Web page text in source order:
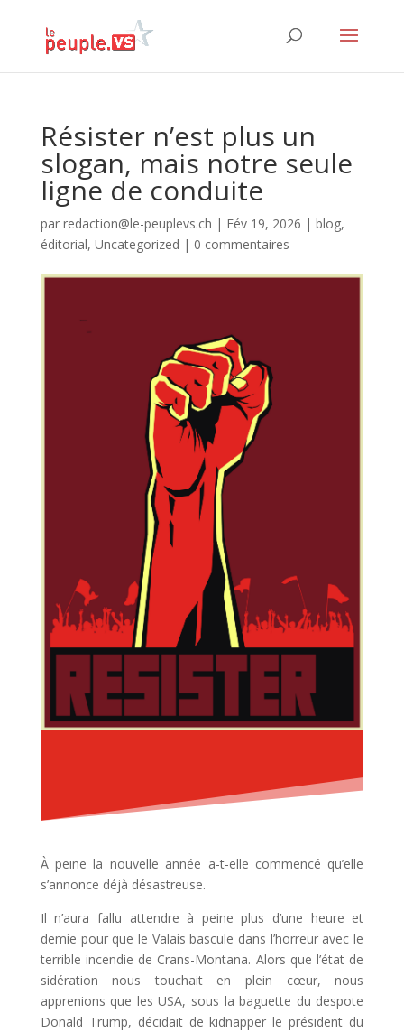
Résister n’est plus un
slogan, mais notre seule
ligne de conduite
par redaction@le-peuplevs.ch | Fév 19, 2026 | blog,
éditorial, Uncategorized | 0 commentaires
À peine la nouvelle année a-t-elle commencé qu’elle
s’annonce déjà désastreuse.
Il n’aura fallu attendre à peine plus d’une heure et
demie pour que le Valais bascule dans l’horreur avec le
terrible incendie de Crans-Montana. Alors que l’état de
sidération nous touchait en plein cœur, nous
apprenions que les USA, sous la baguette du despote
Donald Trump, décidait de kidnapper le président du